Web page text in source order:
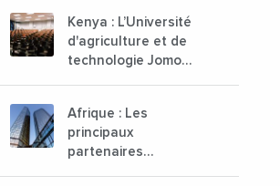
000 tonnes produites
Kenya : L’Université
d'agriculture et de
technologie Jomo
formation technique
et professionnelle sur
son campus de Karen
à Nairobi dès janvier
Afrique : Les
principaux
partenaires